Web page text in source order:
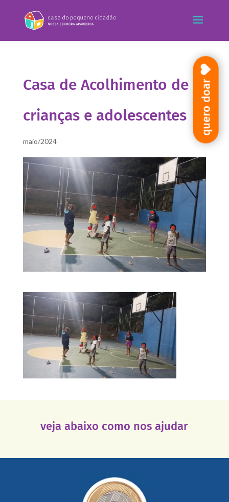
Casa de Acolhimento de
crianças e adolescentes
maio/2024
veja abaixo como nos ajudar
quero doar